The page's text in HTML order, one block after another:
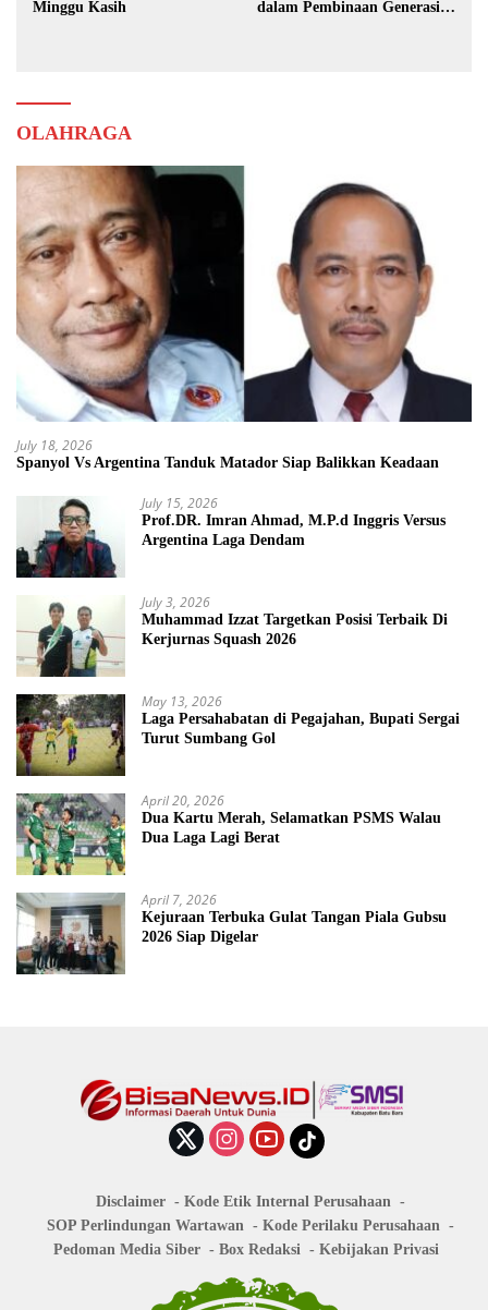
Minggu Kasih
dalam Pembinaan Generasi
OLAHRAGA
July 18, 2026
Spanyol Vs Argentina Tanduk Matador Siap Balikkan Keadaan
July 15, 2026
Prof.DR. Imran Ahmad, M.P.d Inggris Versus
Argentina Laga Dendam
July 3, 2026
Muhammad Izzat Targetkan Posisi Terbaik Di
Kerjurnas Squash 2026
May 13, 2026
Laga Persahabatan di Pegajahan, Bupati Sergai
Turut Sumbang Gol
April 20, 2026
Dua Kartu Merah, Selamatkan PSMS Walau
Dua Laga Lagi Berat
April 7, 2026
Kejuraan Terbuka Gulat Tangan Piala Gubsu
2026 Siap Digelar
Disclaimer
Kode Etik Internal Perusahaan
SOP Perlindungan Wartawan
Kode Perilaku Perusahaan
Pedoman Media Siber
Box Redaksi Kebijakan Privasi